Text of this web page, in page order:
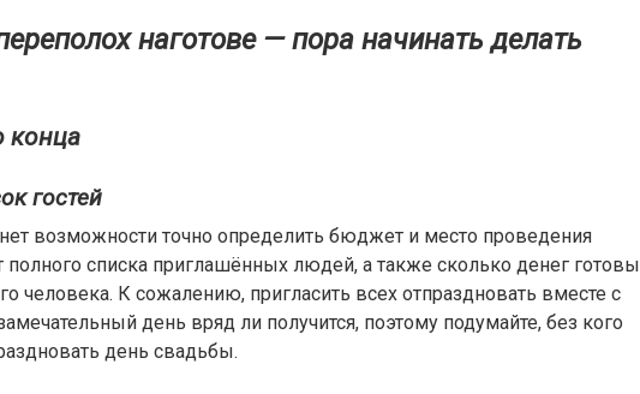
наготове — пора начинать делать
конца
гостей
возможности точно определить бюджет и место проведения
полного списка приглашённых людей, а также сколько денег готовы
человека. К сожалению, пригласить всех отпраздновать вместе с
день вряд ли получится, поэтому подумайте, без кого
день свадьбы.